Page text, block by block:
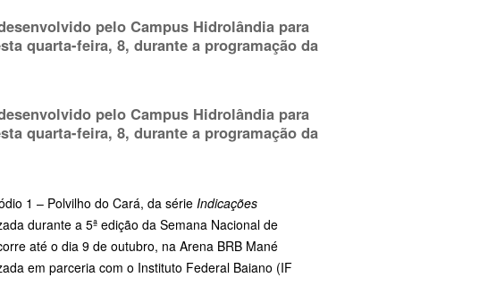
pelo Campus Hidrolândia para
quarta-feira, 8, durante a programação da
pelo Campus Hidrolândia para
quarta-feira, 8, durante a programação da
1 – Polvilho do Cará, da série Indicações
durante a 5ª edição da Semana Nacional de
até o dia 9 de outubro, na Arena BRB Mané
em parceria com o Instituto Federal Baiano (IF